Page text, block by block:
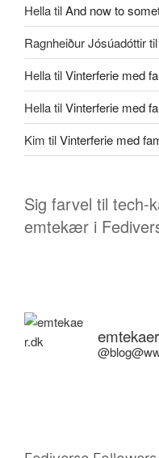
HellatilAnd now to
Ragnheiður Jósúadóttirtil
HellatilVinterferie med
HellatilVinterferie med
Kim tilVinterferie med
Sig farvel til tech-
emtekær i